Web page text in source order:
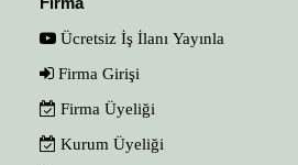
Ücretsiz İş İlanı Yayınla
Firma Girişi
Firma Üyeliği
Kurum Üyeliği